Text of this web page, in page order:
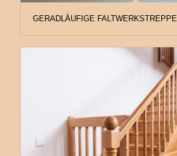
GERADLÄUFIGE FALTWERKSTREPPE